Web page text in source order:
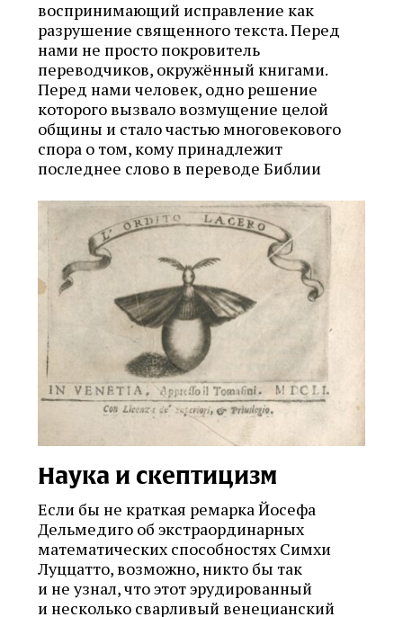
воспринимающий исправление как
разрушение священного текста. Перед
нами не просто покровитель
переводчиков, окружённый книгами.
Перед нами человек, одно решение
которого вызвало возмущение целой
общины и стало частью многовекового
спора о том, кому принадлежит
последнее слово в переводе Библии
Наука и скептицизм
Если бы не краткая ремарка Йосефа
Дельмедиго об экстраординарных
математических способностях Симхи
Луццатто, возможно, никто бы так
и не узнал, что этот эрудированный
и несколько сварливый венецианский